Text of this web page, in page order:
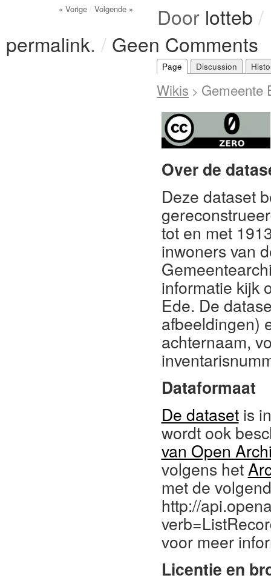
« Vorige / Volgende » Door lotteb /
permalink. / Geen Comments
Page Discussion
Wikis > Gemeente
Over de
Deze dataset
tot en met
inwoners van
informatie kijk
Ede. De
afbeeldingen)
achternaam,
Dataformaat
De datasetis
wordt ook
van Open
volgens het
met de
http://
voor meer
Licentie en